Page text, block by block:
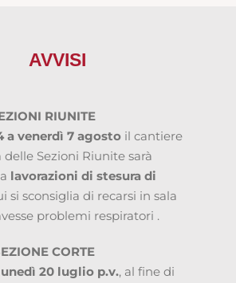
AVVISI
RIUNITE
a venerdì 7 agosto il cantiere
Sezioni Riunite sarà
lavorazioni di stesura di
si sconsiglia di recarsi in sala
problemi respiratori .
CORTE
20 luglio p.v., al fine di